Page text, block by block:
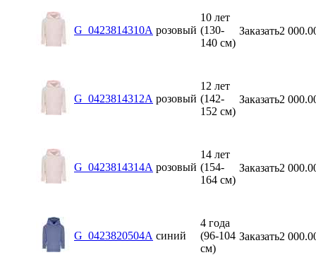
G_0423814310A розовый
10 лет
(130-
140 см)
Заказать2
G_0423814312A розовый
12 лет
(142-
152 см)
Заказать2
G_0423814314A розовый
14 лет
(154-
164 см)
Заказать2
G_0423820504A синий
4 года
(96-104
см)
Заказать2